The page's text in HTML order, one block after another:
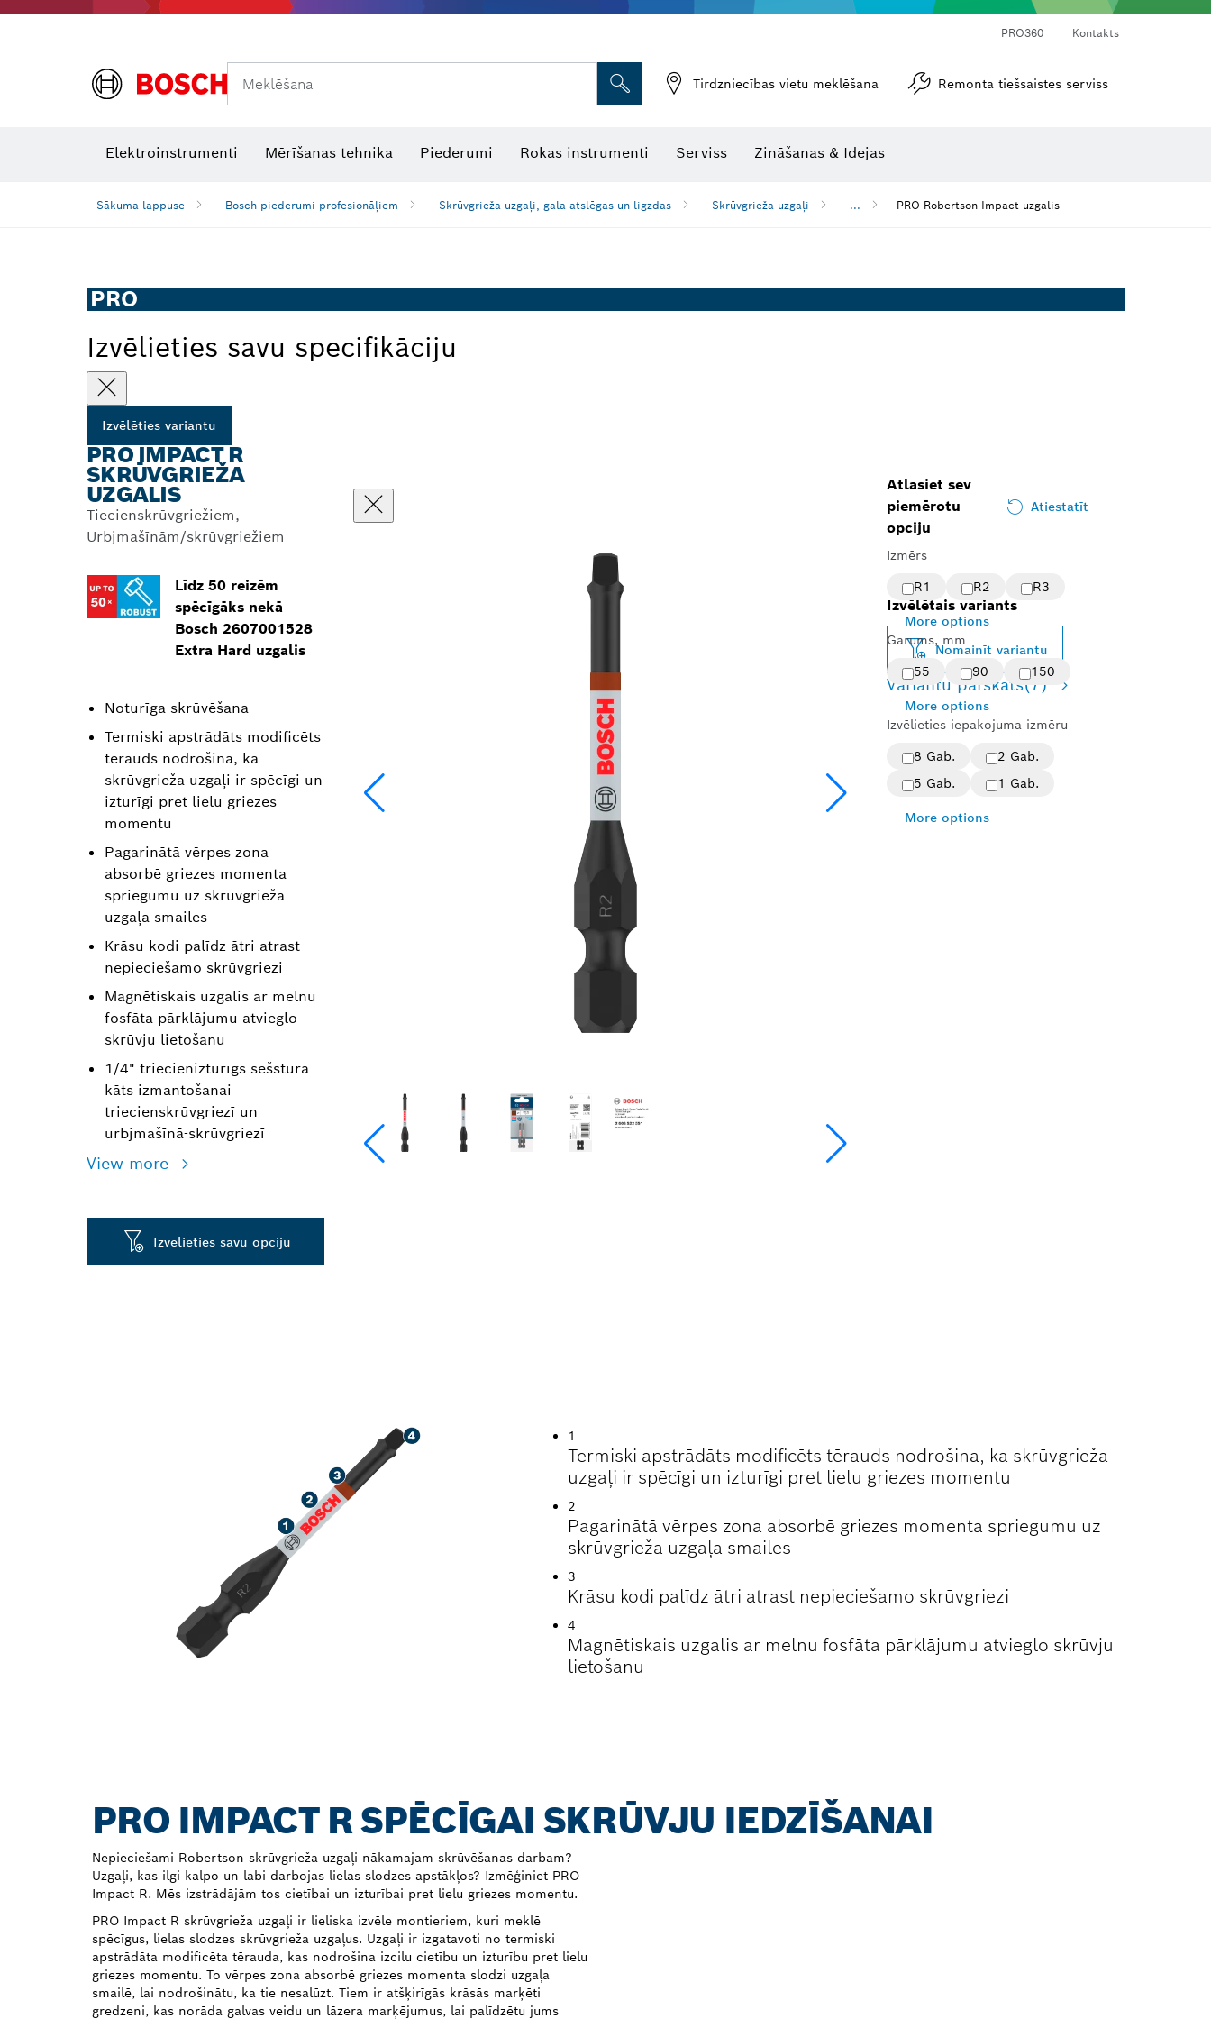
PRO360 Kontakts
Meklēšana Tirdzniecības vietu meklēšana Remonta tiešsaistes serviss
Elektroinstrumenti Mērīšanas tehnika Piederumi Rokas instrumenti Serviss Zināšanas & Idejas
Sākuma lappuse Bosch piederumi profesionāļiem Skrūvgrieža uzgaļi, gala atslēgas un ligzdas Skrūvgrieža uzgaļi ... PRO Robertson Impact uzgalis
PRO
Izvēlieties savu specifikāciju
Izvēlēties variantu
PRO IMPACT R
SKRŪVGRIEŽA
UZGALIS
Tiecienskrūvgriežiem,
Urbjmašīnām/skrūvgriežiem
Līdz 50 reizēm
spēcīgāks nekā
Bosch 2607001528
Extra Hard uzgalis
Noturīga skrūvēšana
Termiski apstrādāts modificēts
tērauds nodrošina, ka
skrūvgrieža uzgaļi ir spēcīgi un
izturīgi pret lielu griezes
momentu
Pagarinātā vērpes zona
absorbē griezes momenta
spriegumu uz skrūvgrieža
uzgaļa smailes
Krāsu kodi palīdz ātri atrast
nepieciešamo skrūvgriezi
Magnētiskais uzgalis ar melnu
fosfāta pārklājumu atvieglo
skrūvju lietošanu
1/4" triecienizturīgs sešstūra
kāts izmantošanai
triecienskrūvgriezī un
urbjmašīnā-skrūvgriezī
View more
Izvēlieties savu opciju
Atlasiet sev
piemērotu
opciju
Atiestatīt
Izmērs
R1
R2 R3
More options
Garums, mm
55
90 150
More options
Izvēlieties iepakojuma izmēru
8 Gab.
2 Gab.
5 Gab.
1 Gab.
More options
Izvēlētais variants
Nomainīt variantu
Variantu pārskats(7)
1
Termiski apstrādāts modificēts tērauds nodrošina, ka skrūvgrieža
uzgaļi ir spēcīgi un izturīgi pret lielu griezes momentu
2
Pagarinātā vērpes zona absorbē griezes momenta spriegumu uz
skrūvgrieža uzgaļa smailes
3
Krāsu kodi palīdz ātri atrast nepieciešamo skrūvgriezi
4
Magnētiskais uzgalis ar melnu fosfāta pārklājumu atvieglo skrūvju
lietošanu
PRO IMPACT R SPĒCĪGAI SKRŪVJU IEDZĪŠANAI
Nepieciešami Robertson skrūvgrieža uzgaļi nākamajam skrūvēšanas darbam?
Uzgaļi, kas ilgi kalpo un labi darbojas lielas slodzes apstākļos? Izmēģiniet PRO
Impact R. Mēs izstrādājām tos cietībai un izturībai pret lielu griezes momentu.
PRO Impact R skrūvgrieža uzgaļi ir lieliska izvēle montieriem, kuri meklē
spēcīgus, lielas slodzes skrūvgrieža uzgaļus. Uzgaļi ir izgatavoti no termiski
apstrādāta modificēta tērauda, kas nodrošina izcilu cietību un izturību pret lielu
griezes momentu. To vērpes zona absorbē griezes momenta slodzi uzgaļa
smailē, lai nodrošinātu, ka tie nesalūzt. Tiem ir atšķirīgās krāsās marķēti
gredzeni, kas norāda galvas veidu un lāzera marķējumus, lai palīdzētu jums